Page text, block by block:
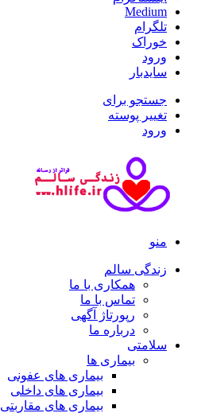
Medium
تلگرام
خوراک
ورود
سایدبار
جستجو برای
تغییر پوسته
ورود
منو
زندگی سالم
همکاری با ما
تماس با ما
رپورتاژ آگهی
درباره ما
سلامتی
بیماری ها
بیماری های عفونی
بیماری های داخلی
بیماری های مقاربتی